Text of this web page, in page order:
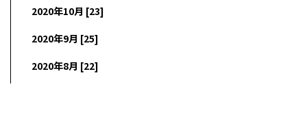
2020年10月 [23]
2020年9月 [25]
2020年8月 [22]